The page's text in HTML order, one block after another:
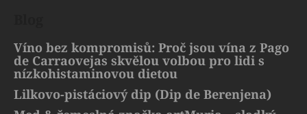
Víno bez kompromisů: Proč jsou vína z Pago
de Carraovejas skvělou volbou pro lidi s
nízkohistaminovou dietou
Lilkovo-pistáciový dip (Dip de Berenjena)